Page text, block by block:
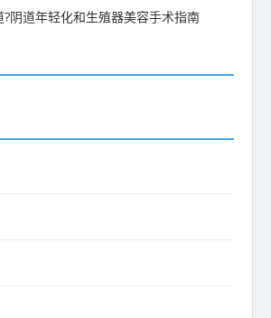
阴道年轻化和生殖器美容手术指南